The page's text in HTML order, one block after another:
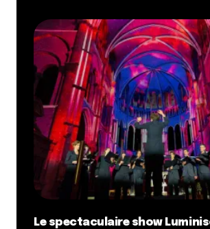
Le spectaculaire show